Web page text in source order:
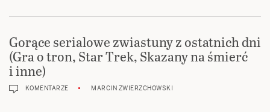
Gorące serialowe zwiastuny z ostatnich dni
(Gra o tron, Star Trek, Skazany na śmierć
i inne)
KOMENTARZE MARCIN ZWIERZCHOWSKI